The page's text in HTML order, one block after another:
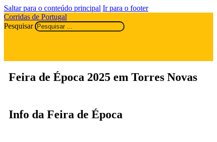
Saltar para o conteúdo principal Ir para o footer
Corridas de Portugal
Pesquisar
Feira de Época 2025 em Torres Novas
Info da Feira de Época